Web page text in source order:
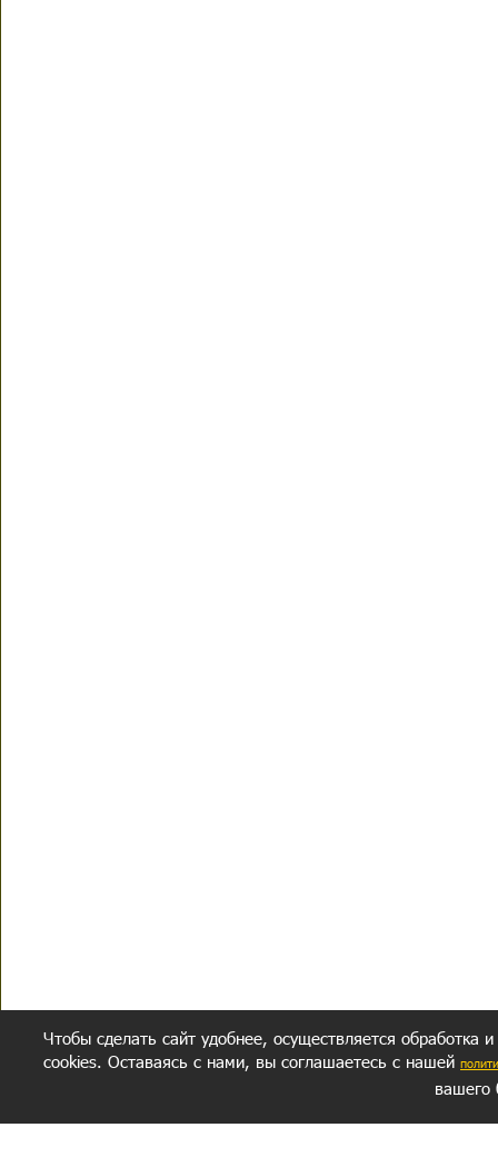
Чтобы сделать сайт удобнее, осуществляется обработка
cookies. Оставаясь с нами, вы соглашаетесь с нашей
вашего